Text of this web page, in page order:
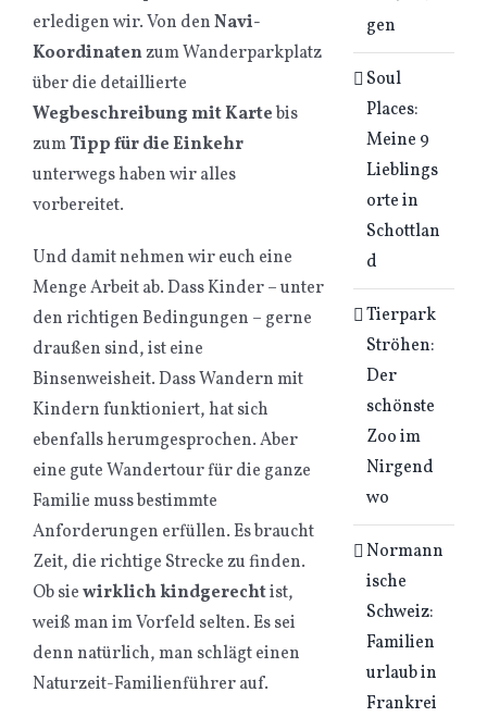
erledigen wir. Von denNavi-
Koordinatenzum Wanderparkplatz
über die detaillierte
Wegbeschreibung mit Kartebis
zumTipp für die Einkehr
unterwegs haben wir alles
vorbereitet.
Und damit nehmen wir euch eine
Menge Arbeit ab. Dass Kinder – unter
den richtigen Bedingungen – gerne
draußen sind, ist eine
Binsenweisheit. Dass Wandern mit
Kindern funktioniert, hat sich
ebenfalls herumgesprochen. Aber
eine gute Wandertour für die ganze
Familie muss bestimmte
Anforderungen erfüllen. Es braucht
Zeit, die richtige Strecke zu finden.
Ob siewirklich kindgerechtist,
weiß man im Vorfeld selten. Es sei
denn natürlich, man schlägt einen
Naturzeit-Familienführer auf.
gen
Soul
Places:
Meine 9
Lieblings
orte in
Schottlan
d
Tierpark
Ströhen:
Der
schönste
Zoo im
Nirgend
wo
Normann
ische
Schweiz:
Familien
urlaub in
Frankrei